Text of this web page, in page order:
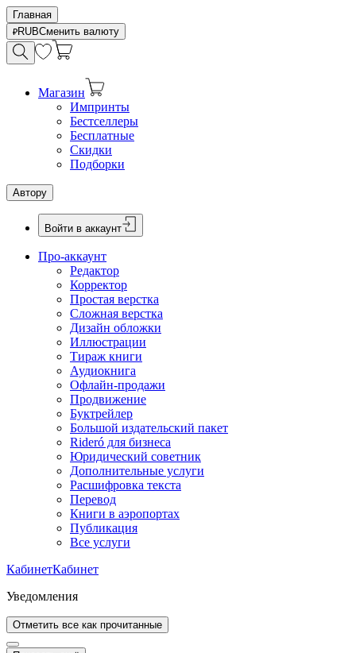
Главная
RUBСменить валюту
Магазин
Импринты
Бестселлеры
Бесплатные
Скидки
Подборки
Автору
Войти в аккаунт
Про-аккаунт
Редактор
Корректор
Простая верстка
Сложная верстка
Дизайн обложки
Иллюстрации
Тираж книги
Аудиокнига
Офлайн-продажи
Продвижение
Буктрейлер
Большой издательский пакет
Rideró для бизнеса
Юридический советник
Дополнительные услуги
Расшифровка текста
Перевод
Книги в аэропортах
Публикация
Все услуги
КабинетКабинет
Уведомления
Отметить все как прочитанные